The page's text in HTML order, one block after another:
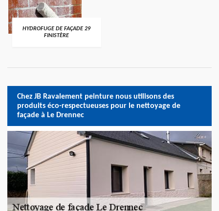
HYDROFUGE DE FAÇADE 29
FINISTÈRE
Chez JB Ravalement peinture nous utilisons des
produits éco-respectueuses pour le nettoyage de
façade à Le Drennec